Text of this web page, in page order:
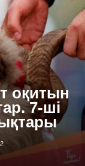
оқитын
7-ші